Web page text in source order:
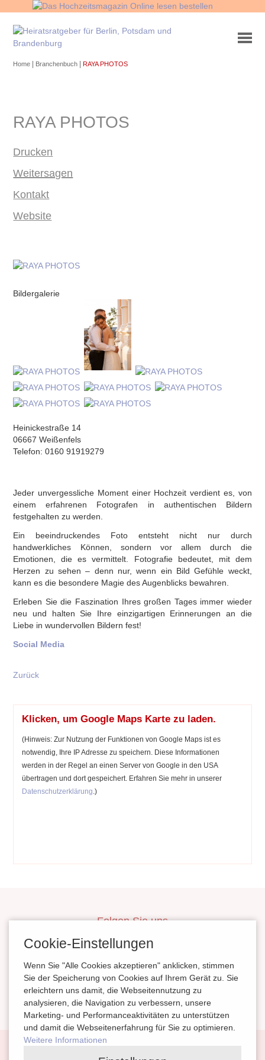
Home Branchenbuch |RAYA PHOTOS
RAYA PHOTOS
Drucken
Weitersagen
Kontakt
Website
Bildergalerie
Heinickestraße 14
06667 Weißenfels
Telefon: 0160 91919279
Jeder unvergessliche Moment einer Hochzeit verdient es, von
einem erfahrenen Fotografen in authentischen Bildern
festgehalten zu werden.
Ein beeindruckendes Foto entsteht nicht nur durch
handwerkliches Können, sondern vor allem durch die
Emotionen, die es vermittelt. Fotografie bedeutet, mit dem
Herzen zu sehen – denn nur, wenn ein Bild Gefühle weckt,
kann es die besondere Magie des Augenblicks bewahren.
Erleben Sie die Faszination Ihres großen Tages immer wieder
neu und halten Sie Ihre einzigartigen Erinnerungen an die
Liebe in wundervollen Bildern fest!
Social Media
Zurück
Klicken, um Google Maps Karte zu laden.
(Hinweis: Zur Nutzung der Funktionen von Google Maps ist es
notwendig, Ihre IP Adresse zu speichern. Diese Informationen
werden in der Regel an einen Server von Google in den USA
übertragen und dort gespeichert. Erfahren Sie mehr in unserer
Datenschutzerklärung .)
Folgen Sie uns
inBerlinHeiraten
HeiratenSachsenAnhalt
magazinheiraten
Cookie-Einstellungen
Wenn Sie "Alle Cookies akzeptieren" anklicken, stimmen
Sie der Speicherung von Cookies auf Ihrem Gerät zu. Sie
erleichtern uns damit, die Webseitennutzung zu
analysieren, die Navigation zu verbessern, unsere
Marketing- und Performanceaktivitäten zu unterstützen
und damit die Webseitenerfahrung für Sie zu optimieren.
Weitere Informationen